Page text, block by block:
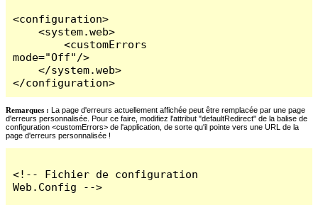
<configuration>
    <system.web>
        <customErrors
mode="Off"/>
    </system.web>
</configuration>
Remarques : La page d'erreurs actuellement affichée peut être remplacée par une page
d'erreurs personnalisée. Pour ce faire, modifiez l'attribut "defaultRedirect" de la balise de
configuration <customErrors> de l'application, de sorte qu'il pointe vers une URL de la
page d'erreurs personnalisée !
<!-- Fichier de configuration
Web.Config -->